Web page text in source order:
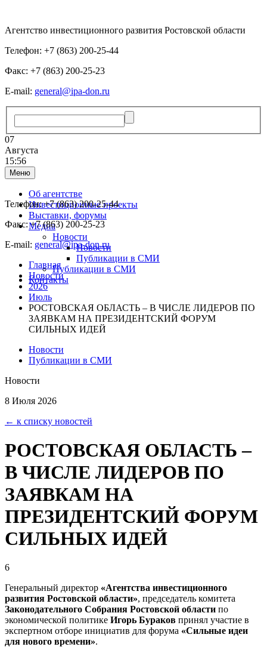
Агентство инвестиционного развития Ростовской области
Телефон: +7 (863) 200-25-44
Факс: +7 (863) 200-25-23
E-mail: general@ipa-don.ru
07
Августа
15:56
Меню
Об агентстве
Инвестиционные проекты
Выставки, форумы
Медиа
Новости
Новости
Публикации в СМИ
Публикации в СМИ
Контакты
Телефон: +7 (863) 200-25-44
Факс: +7 (863) 200-25-23
E-mail: general@ipa-don.ru
Главная
Новости
2026
Июль
РОСТОВСКАЯ ОБЛАСТЬ – В ЧИСЛЕ ЛИДЕРОВ ПО
ЗАЯВКАМ НА ПРЕЗИДЕНТСКИЙ ФОРУМ
СИЛЬНЫХ ИДЕЙ
Новости
Публикации в СМИ
Новости
8 Июля 2026
← к списку новостей
РОСТОВСКАЯ ОБЛАСТЬ –
В ЧИСЛЕ ЛИДЕРОВ ПО
ЗАЯВКАМ НА
ПРЕЗИДЕНТСКИЙ ФОРУМ
СИЛЬНЫХ ИДЕЙ
6
Генеральный директор «Агентства инвестиционного
развития Ростовской области», председатель комитета
Законодательного Собрания Ростовской области по
экономической политике Игорь Бураков принял участие в
экспертном отборе инициатив для форума «Сильные идеи
для нового времени».